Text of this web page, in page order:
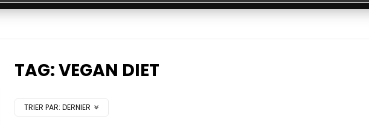
TAG: VEGAN DIET
TRIER PAR: DERNIER